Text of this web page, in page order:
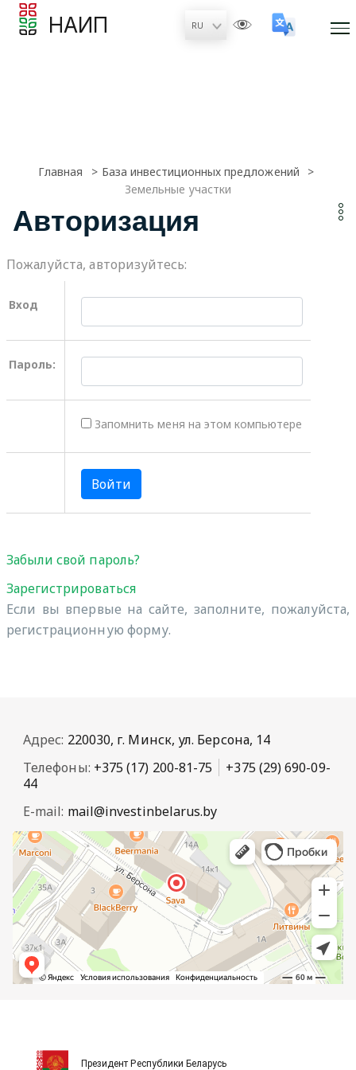
НАИП
Главная
База инвестиционных предложений
Земельные участки
Авторизация
Пожалуйста, авторизуйтесь:
Вход
Пароль:
Запомнить меня на этом компьютере
Забыли свой пароль?
Зарегистрироваться
Если вы впервые на сайте, заполните, пожалуйста,
регистрационную форму.
Адрес: 220030, г. Минск, ул. Берсона, 14
Телефоны: +375 (17) 200-81-75
+375 (29) 690-09-
44
E-mail: mail@investinbelarus.by
Президент Республики Беларусь